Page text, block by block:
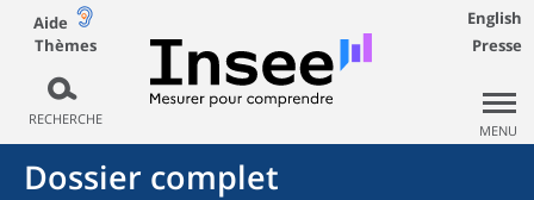
Aide
Thèmes
RECHERCHE
English
Presse
MENU
Dossier complet